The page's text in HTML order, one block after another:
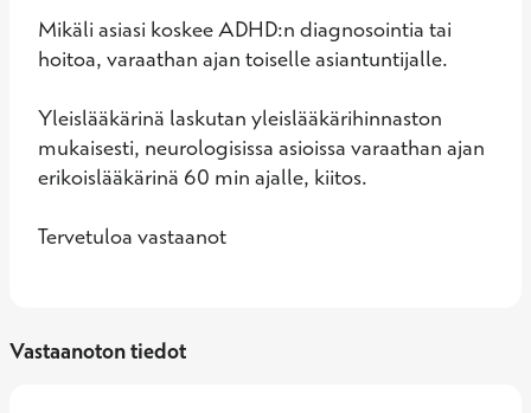
Mikäli asiasi koskee ADHD:n diagnosointia tai
hoitoa, varaathan ajan toiselle asiantuntijalle.
Yleislääkärinä laskutan yleislääkärihinnaston
mukaisesti, neurologisissa asioissa varaathan ajan
erikoislääkärinä 60 min ajalle, kiitos.
Tervetuloa vastaanot
Vastaanoton tiedot